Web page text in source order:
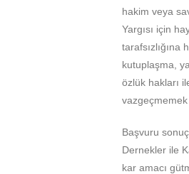
hakim veya
Yargısı için
tarafsızlığına
kutuplaşma,
özlük hakları
vazgeçmemek
Başvuru
Dernekler ile
kar amacı